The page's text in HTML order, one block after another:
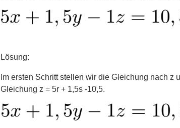
Lösung:
Im ersten Schritt stellen wir die Gleichung nach
Gleichung z = 5r + 1,5s -10,5.